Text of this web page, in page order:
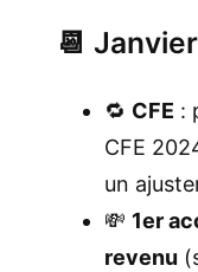
📆 Janvier
🔁 CFE :
CFE
un
💸 1er
revenu